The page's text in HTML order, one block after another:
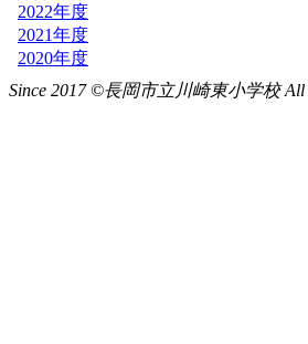
Since 2017 ©長岡市立川崎東小学校 All